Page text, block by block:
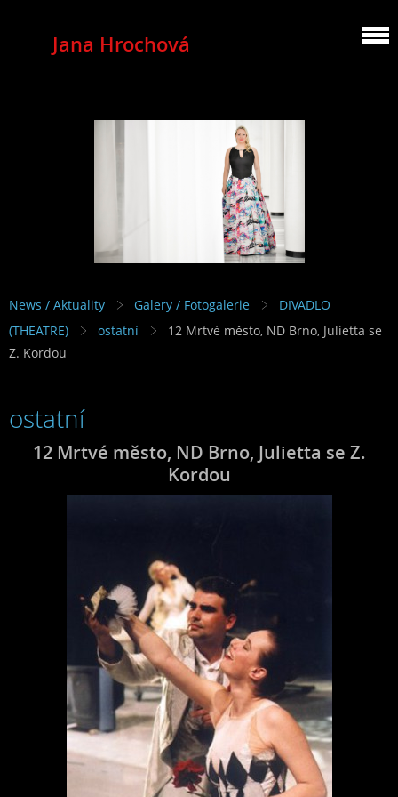
Jana Hrochová
MEZZOSOPRANO
News / Aktuality Galery / Fotogalerie
DIVADLO
(THEATRE)
ostatní
12 Mrtvé město, ND Brno, Julietta se
Z. Kordou
ostatní
12 Mrtvé město, ND Brno, Julietta se Z.
Kordou